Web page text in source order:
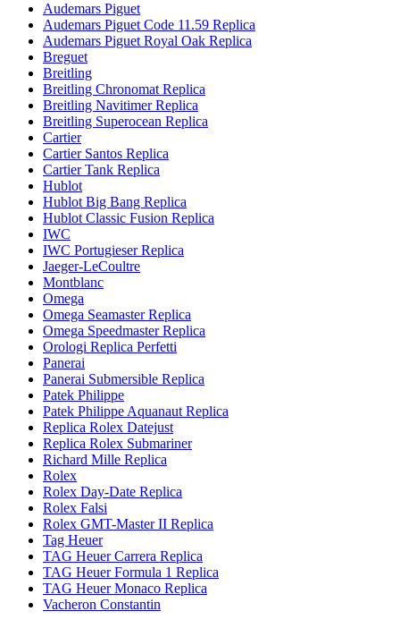
Audemars Piguet
Audemars Piguet Code 11.59 Replica
Audemars Piguet Royal Oak Replica
Breguet
Breitling
Breitling Chronomat Replica
Breitling Navitimer Replica
Breitling Superocean Replica
Cartier
Cartier Santos Replica
Cartier Tank Replica
Hublot
Hublot Big Bang Replica
Hublot Classic Fusion Replica
IWC
IWC Portugieser Replica
Jaeger-LeCoultre
Montblanc
Omega
Omega Seamaster Replica
Omega Speedmaster Replica
Orologi Replica Perfetti
Panerai
Panerai Submersible Replica
Patek Philippe
Patek Philippe Aquanaut Replica
Replica Rolex Datejust
Replica Rolex Submariner
Richard Mille Replica
Rolex
Rolex Day-Date Replica
Rolex Falsi
Rolex GMT-Master II Replica
Tag Heuer
TAG Heuer Carrera Replica
TAG Heuer Formula 1 Replica
TAG Heuer Monaco Replica
Vacheron Constantin